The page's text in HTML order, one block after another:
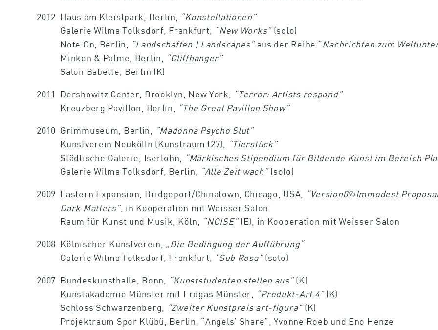
2012 Haus am Kleistpark, Berlin,
“Konstellationen”
Galerie Wilma Tolksdorf, Frankfurt,
“New Works”(solo)
Note On, Berlin,
“Landschaften | Landscapes” aus der Reihe “Nachrichten zum
Minken & Palme, Berlin,
“Cliffhanger”
Salon Babette, Berlin (K)
2011 Dershowitz Center, Brooklyn, New York,
“Terror: Artists respond”
Kreuzberg Pavillon, Berlin,
“The Great Pavillon Show”
2010 Grimmuseum, Berlin,
“Madonna Psycho Slut”
Kunstverein Neukölln (Kunstraum t27),
“Tierstück”
Städtische Galerie, Iserlohn,
“Märkisches Stipendium für Bildende Kunst im Bereich
Galerie Wilma Tolksdorf, Berlin,
“Alle Zeit wach”(solo)
2009 Eastern Expansion, Bridgeport/Chinatown, Chicago, USA,
“Version09›Immodest
Dark Matters”, in Kooperation mit Weisser Salon
Raum für Kunst und Musik, Köln,
“NOISE”(E), in Kooperation mit Weisser Salon
2008 Kölnischer Kunstverein, „Die Bedingung der Aufführung“
Galerie Wilma Tolksdorf, Frankfurt,
“Sub Rosa”(solo)
2007 Bundeskunsthalle, Bonn, “Kunststudenten stellen aus”(K)
Kunstakademie Münster mit Erdgas Münster,
“Produkt-Art 4”(K)
Schloss Schwarzenberg,
“Zweiter Kunstpreis art-figura”(K)
Projektraum Spor Klübü, Berlin, “Angels’ Share”, Yvonne Roeb und Eno Henze